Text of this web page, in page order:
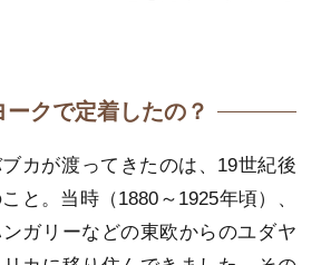
クで定着したの？
カが渡ってきたのは、19世紀後
と。当時（1880～1925年頃）、
ガリーなどの東欧からのユダヤ